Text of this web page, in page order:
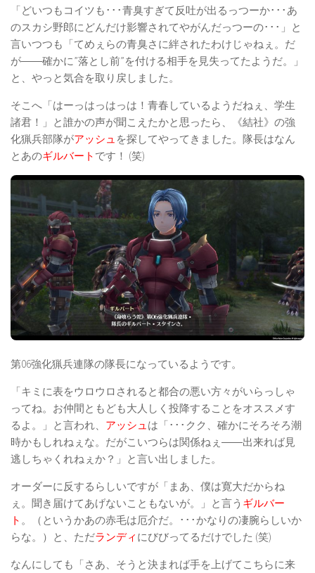
「どいつもコイツも･･･青臭すぎて反吐が出るっつーか･･･あ
のスカシ野郎にどんだけ影響されてやがんだっつーの･･･」と
言いつつも「てめぇらの青臭さに絆されたわけじゃねぇ。だ
が――確かに”落とし前”を付ける相手を見失ってたようだ。」
と、やっと気合を取り戻しました。
そこへ「はーっはっはっは！青春しているようだねぇ、学生
諸君！」と誰かの声が聞こえたかと思ったら、《結社》の強
化猟兵部隊がアッシュ を探してやってきました。隊長はなん
とあのギルバート です！ (笑)
第06強化猟兵連隊の隊長になっているようです。
「キミに表をウロウロされると都合の悪い方々がいらっしゃ
ってね。お仲間ともども大人しく投降することをオススメす
るよ。」と言われ、 アッシュ は「･･･クク、確かにそろそろ潮
時かもしれねぇな。だがこいつらは関係ねぇ――出来れば見
逃しちゃくれねぇか？」と言い出しました。
オーダーに反するらしいですが「まあ、僕は寛大だからね
ぇ。聞き届けてあげないこともないが。」と言う ギルバー
ト 。（というかあの赤毛は厄介だ。･･･かなりの凄腕らしいか
らな。）と、ただランディ にびびってるだけでした (笑)
なんにしても「さあ、そうと決まれば手を上げてこちらに来